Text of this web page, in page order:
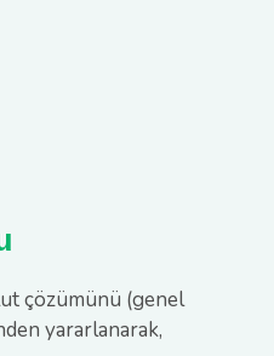
çözümünü (genel
yararlanarak,